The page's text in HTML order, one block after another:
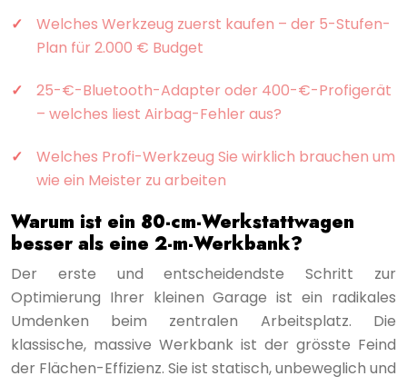
Welches Werkzeug zuerst kaufen – der 5-Stufen-
Plan für 2.000 € Budget
25-€-Bluetooth-Adapter oder 400-€-Profigerät
– welches liest Airbag-Fehler aus?
Welches Profi-Werkzeug Sie wirklich brauchen um
wie ein Meister zu arbeiten
Warum ist ein 80-cm-Werkstattwagen
besser als eine 2-m-Werkbank?
Der erste und entscheidendste Schritt zur
Optimierung Ihrer kleinen Garage ist ein radikales
Umdenken beim zentralen Arbeitsplatz. Die
klassische, massive Werkbank ist der grösste Feind
der Flächen-Effizienz. Sie ist statisch, unbeweglich und